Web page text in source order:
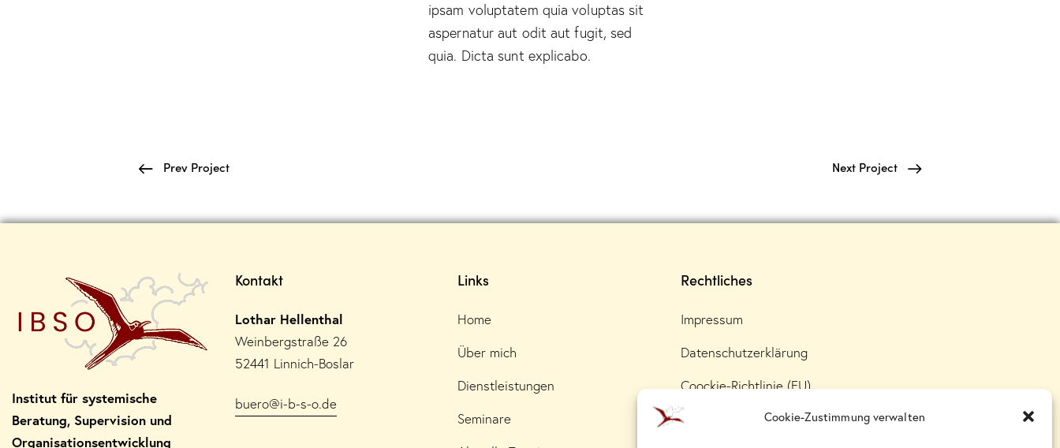
Cookie-Zustimmung verwalten
ipsam voluptatem quia voluptas sit
aspernatur aut odit aut fugit, sed
quia. Dicta sunt explicabo.
Prev Project Next Project
Institut für systemische
Beratung, Supervision und
Organisationsentwicklung
Kontakt
Lothar Hellenthal
Weinbergstraße 26
52441 Linnich-Boslar
buero@i-b-s-o.de
Links
Home
Über mich
Dienstleistungen
Seminare
Rechtliches
Impressum
Datenschutzerklärung
Coockie-Richtlinie (EU)